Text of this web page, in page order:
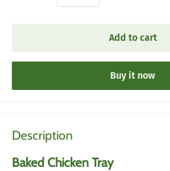
Add to cart
Buy it now
Description
Baked Chicken Tray